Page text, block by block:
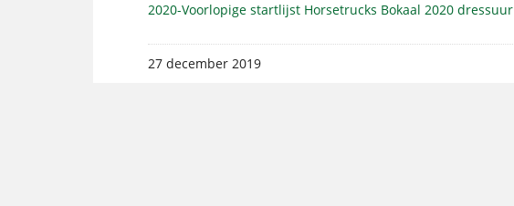
2020-Voorlopige startlijst Horsetrucks Bokaal 2020 dressuur
27 december 2019